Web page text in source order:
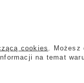
cookies
.
na temat